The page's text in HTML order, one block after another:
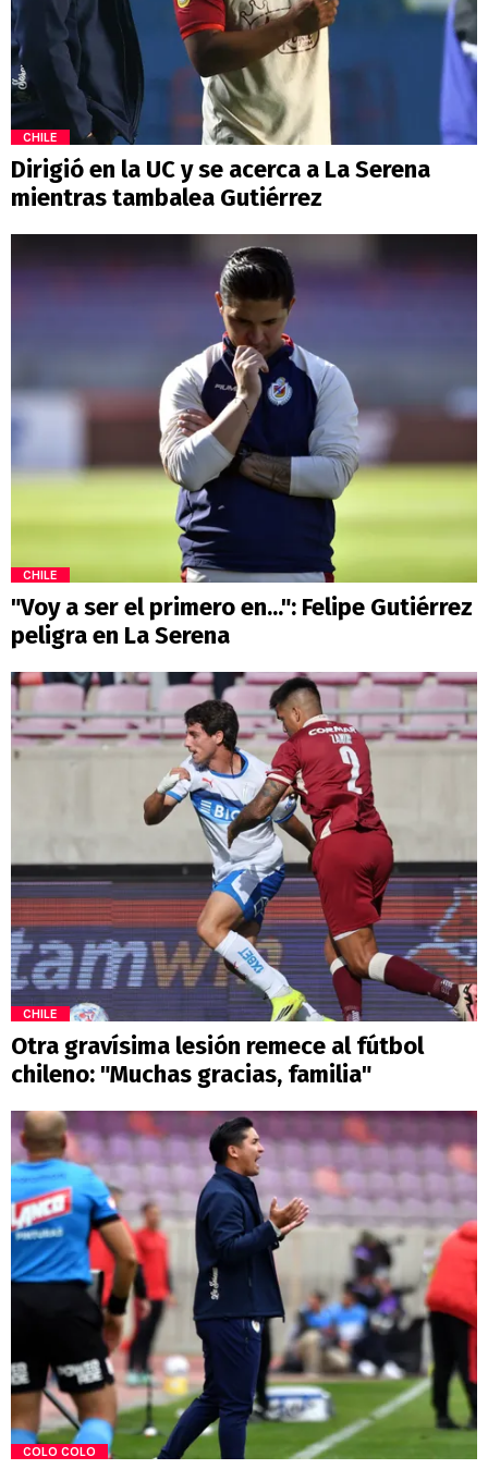
CHILE
Dirigió en la UC y se acerca a La Serena
mientras tambalea Gutiérrez
CHILE
"Voy a ser el primero en...": Felipe Gutiérrez
peligra en La Serena
CHILE
Otra gravísima lesión remece al fútbol
chileno: "Muchas gracias, familia"
COLO COLO